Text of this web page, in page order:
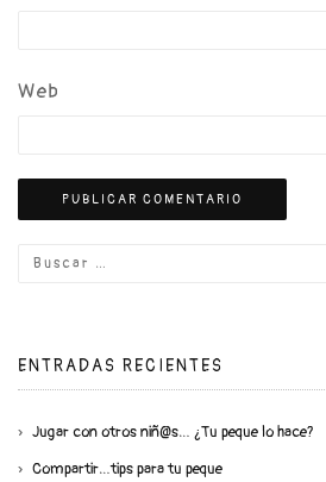
Web
ENTRADAS RECIENTES
Jugar con otros niñ@s… ¿Tu peque lo hace?
Compartir…tips para tu peque